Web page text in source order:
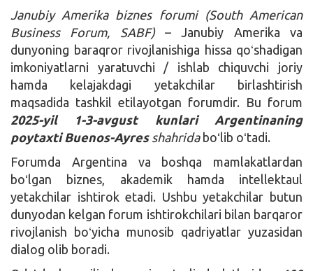
Janubiy Amerika biznes forumi (South American
Business Forum, SABF)– Janubiy Amerika va
dunyoning baraqror rivojlanishiga hissa qoʻshadigan
imkoniyatlarni yaratuvchi / ishlab chiquvchi joriy
hamda kelajakdagi yetakchilar birlashtirish
maqsadida tashkil etilayotgan forumdir. Bu forum
2025-yil 1-3-avgust kunlari Argentinaning
poytaxti Buenos-Ayresshahridaboʻlib oʻtadi.
Forumda Argentina va boshqa mamlakatlardan
boʻlgan biznes, akademik hamda intellektaul
yetakchilar ishtirok etadi. Ushbu yetakchilar butun
dunyodan kelgan forum ishtirokchilari bilan barqaror
rivojlanish boʻyicha munosib qadriyatlar yuzasidan
dialog olib boradi.